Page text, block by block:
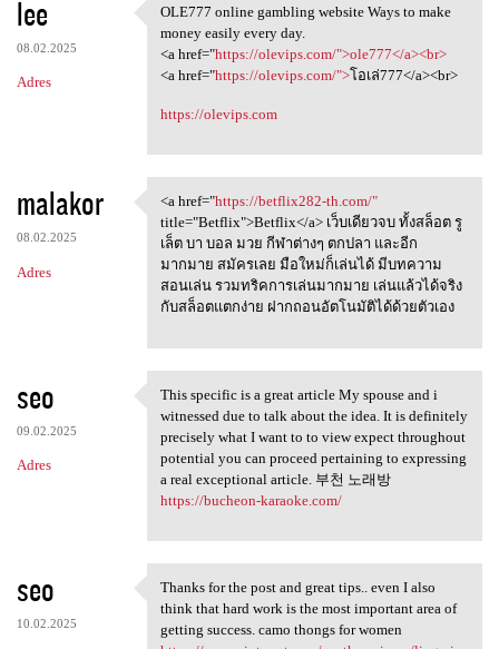
lee
08.02.2025
Adres
OLE777 online gambling
OLE777 online gambling website Ways to make
money easily every day.
<a href="https://olevips.com/">ole777</a><br>
<a href="https://olevips.com/">โอเล่777</a><br>
https://olevips.com
malakor
08.02.2025
Adres
<a href="https://betflix282
<a href="https://betflix282-th.com/"
title="Betflix">Betflix</a> เว็บเดียวจบ ทั้งสล็อต รู
เล็ต บา บอล มวย กีฬาต่างๆ ตกปลา และอีก
มากมาย สมัครเลย มือใหม่ก็เล่นได้ มีบทความ
สอนเล่น รวมทริคการเล่นมากมาย เล่นแล้วได้จริง
กับสล็อตแตกง่าย ฝากถอนอัตโนมัติได้ด้วยตัวเอง
seo
09.02.2025
Adres
This specific is a great
This specific is a great article My spouse and i
witnessed due to talk about the idea. It is definitely
precisely what I want to to view expect throughout
potential you can proceed pertaining to expressing
a real exceptional article. 부천 노래방
https://bucheon-karaoke.com/
seo
10.02.2025
Thanks for the post and great
Thanks for the post and great tips.. even I also
think that hard work is the most important area of
getting success. camo thongs for women